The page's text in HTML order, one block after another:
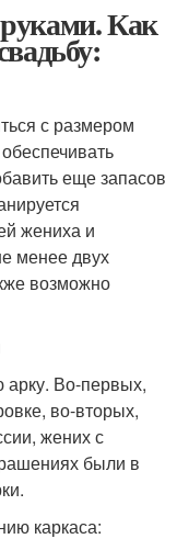
Как
с размером
еще запасов
жениха и
менее двух
возможно
арку. Во-первых,
во-вторых,
жених с
были в
каркаса: